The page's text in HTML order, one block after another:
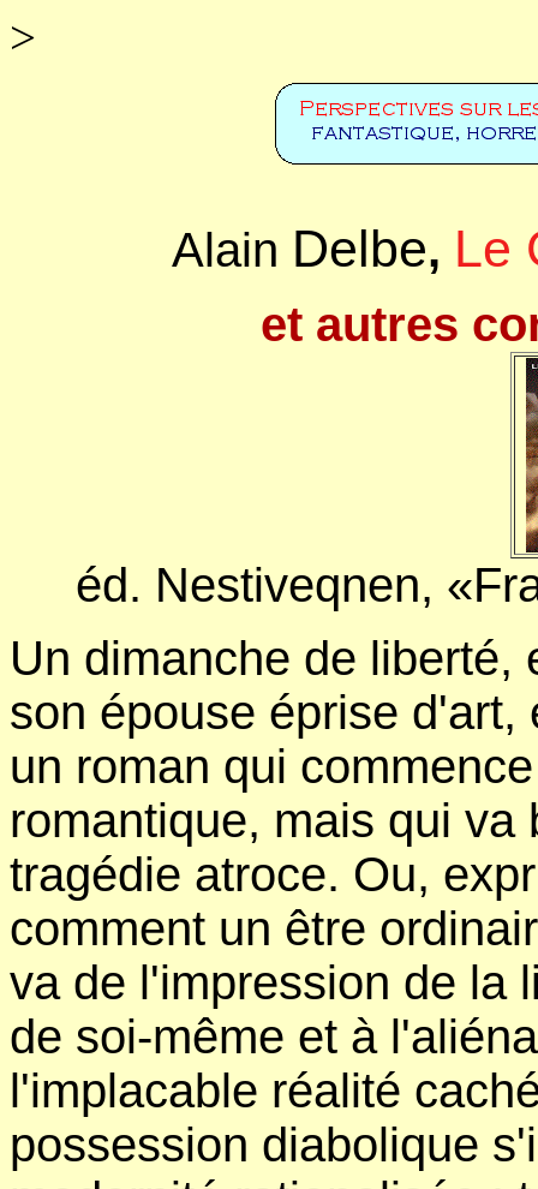
>
Alain Delbe, Le
et autres
éd. Nestiveqnen,
Un dimanche de liberté,
son épouse éprise
un roman qui
romantique, mais qui va
tragédie atroce. Ou,
comment un être
va de l'impression de la
de soi-même et à
l'implacable réalité
possession diabolique